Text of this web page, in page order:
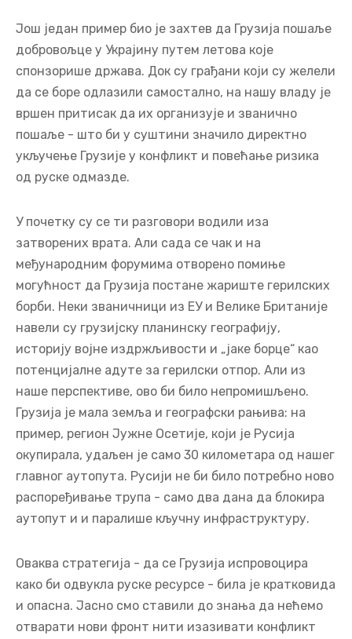
Још један пример био је захтев да Грузија пошаље
добровољце у Украјину путем летова које
спонзорише држава. Док су грађани који су желели
да се боре одлазили самостално, на нашу владу је
вршен притисак да их организује и званично
пошаље - што би у суштини значило директно
укључење Грузије у конфликт и повећање ризика
од руске одмазде.
У почетку су се ти разговори водили иза
затворених врата. Али сада се чак и на
међународним форумима отворено помиње
могућност да Грузија постане жариште герилских
борби. Неки званичници из ЕУ и Велике Британије
навели су грузијску планинску географију,
историју војне издржљивости и „јаке борце“ као
потенцијалне адуте за герилски отпор. Али из
наше перспективе, ово би било непромишљено.
Грузија је мала земља и географски рањива: на
пример, регион Јужне Осетије, који је Русија
окупирала, удаљен је само 30 километара од нашег
главног аутопута. Русији не би било потребно ново
распоређивање трупа - само два дана да блокира
аутопут и и паралише кључну инфраструктуру.
Оваква стратегија - да се Грузија испровоцира
како би одвукла руске ресурсе - била је кратковида
и опасна. Јасно смо ставили до знања да нећемо
отварати нови фронт нити изазивати конфликт